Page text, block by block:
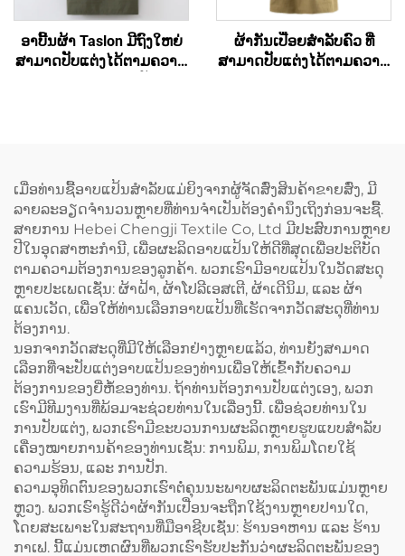
ອາບີ້ນຜ້າ Taslon ມີຖົງໃຫຍ່
ສາມາດປັບແຕ່ງໄດ້ຕາມຄວາມ
ຜ້າກັນເປື່ອຍສຳລັບຄົວ ທີ່
ສາມາດປັບແຕ່ງໄດ້ຕາມຄວາມ
ທີ່ເຮັດຈາກຜ້າທາສລອນ
ເມື່ອທ່ານຊື້ອາບແປ້ນສຳລັບແມ່ຍິງຈາກຜູ້ຈັດສົ່ງສິນຄ້າຂາຍສົ່ງ, ມີ
ລາຍລະອຽດຈຳນວນຫຼາຍທີ່ທ່ານຈຳເປັນຕ້ອງຄຳນຶງເຖິງກ່ອນຈະຊື້.
ສາຍການ Hebei Chengji Textile Co, Ltd ມີປະສົບການຫຼາຍ
ປີໃນອຸດສາຫະກຳນີ, ເພື່ອຜະລິດອາບແປ້ນໃຫ້ດີທີ່ສຸດເພື່ອປະຕິບັດ
ຕາມຄວາມຕ້ອງການຂອງລູກຄ້າ. ພວກເຮົາມີອາບແປ້ນໃນວັດສະດຸ
ຫຼາຍປະເພດເຊັ່ນ: ຜ້າຝ້າ, ຜ້າໂປລີເອສເຕີ, ຜ້າເດີນິມ, ແລະ ຜ້າ
ແຄນເວັດ, ເພື່ອໃຫ້ທ່ານເລືອກອາບແປ້ນທີ່ເຮັດຈາກວັດສະດຸທີ່ທ່ານ
ຕ້ອງການ.
ນອກຈາກວັດສະດຸທີ່ມີໃຫ້ເລືອກຢ່າງຫຼາຍແລ້ວ, ທ່ານຍັງສາມາດ
ເລືອກທີ່ຈະປັບແຕ່ງອາບແປ້ນຂອງທ່ານເພື່ອໃຫ້ເຂົ້າກັບຄວາມ
ຕ້ອງການຂອງຍີ່ຫໍ້ຂອງທ່ານ. ຖ້າທ່ານຕ້ອງການປັບແຕ່ງເອງ, ພວກ
ເຮົາມີທີມງານທີ່ພ້ອມຈະຊ່ວຍທ່ານໃນເລື່ອງນີ້. ເພື່ອຊ່ວຍທ່ານໃນ
ການປັບແຕ່ງ, ພວກເຮົາມີຂະບວນການຜະລິດຫຼາຍຮູບແບບສຳລັບ
ເຄື່ອງໝາຍການຄ້າຂອງທ່ານເຊັ່ນ: ການພິມ, ການພິມໂດຍໃຊ້
ຄວາມຮ້ອນ, ແລະ ການປັກ.
ຄວາມອຸທິດຕົນຂອງພວກເຮົາຕໍ່ຄຸນນະພາບຜະລິດຕະພັນແມ່ນຫຼາຍ
ຫຼວງ. ພວກເຮົາຮູ້ດີວ່າຜ້າກັນເປື່ອນຈະຖືກໃຊ້ງານຫຼາຍປານໃດ,
ໂດຍສະເພາະໃນສະຖານທີ່ມືອາຊີບເຊັ່ນ: ຮ້ານອາຫານ ແລະ ຮ້ານ
ກາເຟ. ນີ້ແມ່ນເຫດຜົນທີ່ພວກເຮົາຮັບປະກັນວ່າຜະລິດຕະພັນຂອງ